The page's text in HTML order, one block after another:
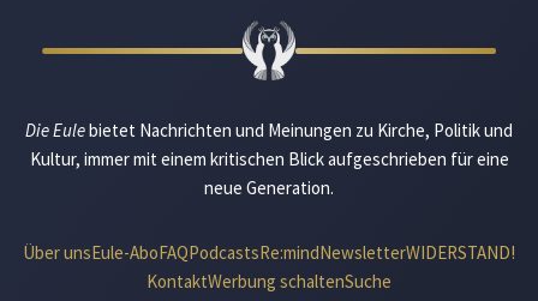
Die Eulebietet Nachrichten und Meinungen zu Kirche, Politik und
Kultur, immer mit einem kritischen Blick aufgeschrieben für eine
neue Generation.
Über unsEule-AboFAQPodcastsRe:mindNewsletterWIDERSTAND!
KontaktWerbung schaltenSuche